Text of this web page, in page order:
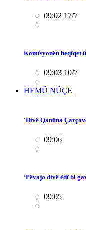
09:02 17/7
Komîsyonên heqîqet
09:03 10/7
HEMÛ NÛÇE
'Divê Qanûna
09:06
‘Pêvajo divê êdî bi
09:05